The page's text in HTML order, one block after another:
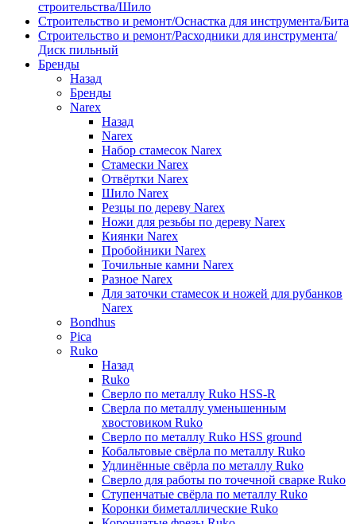
строительства/Шило
Строительство и ремонт/Оснастка для инструмента/Бита
Строительство и ремонт/Расходники для инструмента/
Диск пильный
Бренды
Назад
Бренды
Narex
Назад
Narex
Набор стамесок Narex
Стамески Narex
Отвёртки Narex
Шило Narex
Резцы по дереву Narex
Ножи для резьбы по дереву Narex
Киянки Narex
Пробойники Narex
Точильные камни Narex
Разное Narex
Для заточки стамесок и ножей для рубанков
Narex
Bondhus
Pica
Ruko
Назад
Ruko
Сверло по металлу Ruko HSS-R
Сверла по металлу уменьшенным
хвостовиком Ruko
Сверло по металлу Ruko HSS ground
Кобальтовые свёрла по металлу Ruko
Удлинённые свёрла по металлу Ruko
Сверло для работы по точечной сварке Ruko
Ступенчатые свёрла по металлу Ruko
Коронки биметаллические Ruko